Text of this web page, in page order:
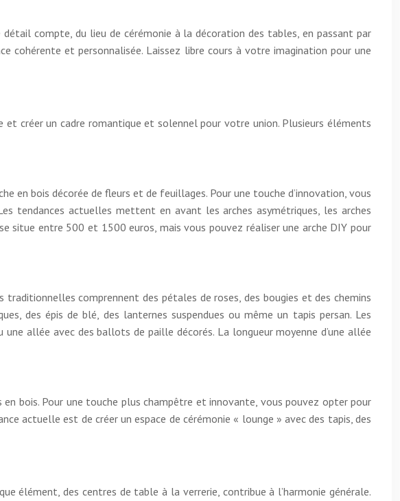
compte, du lieu de cérémonie à la décoration des tables, en passant par
cohérente et personnalisée. Laissez libre cours à votre imagination pour une
créer un cadre romantique et solennel pour votre union. Plusieurs éléments
en bois décorée de fleurs et de feuillages. Pour une touche d’innovation, vous
tendances actuelles mettent en avant les arches asymétriques, les arches
situe entre 500 et 1500 euros, mais vous pouvez réaliser une arche DIY pour
comprennent des pétales de roses, des bougies et des chemins
des épis de blé, des lanternes suspendues ou même un tapis persan. Les
allée avec des ballots de paille décorés. La longueur moyenne d’une allée
bois. Pour une touche plus champêtre et innovante, vous pouvez opter pour
actuelle est de créer un espace de cérémonie « lounge » avec des tapis, des
élément, des centres de table à la verrerie, contribue à l’harmonie générale.